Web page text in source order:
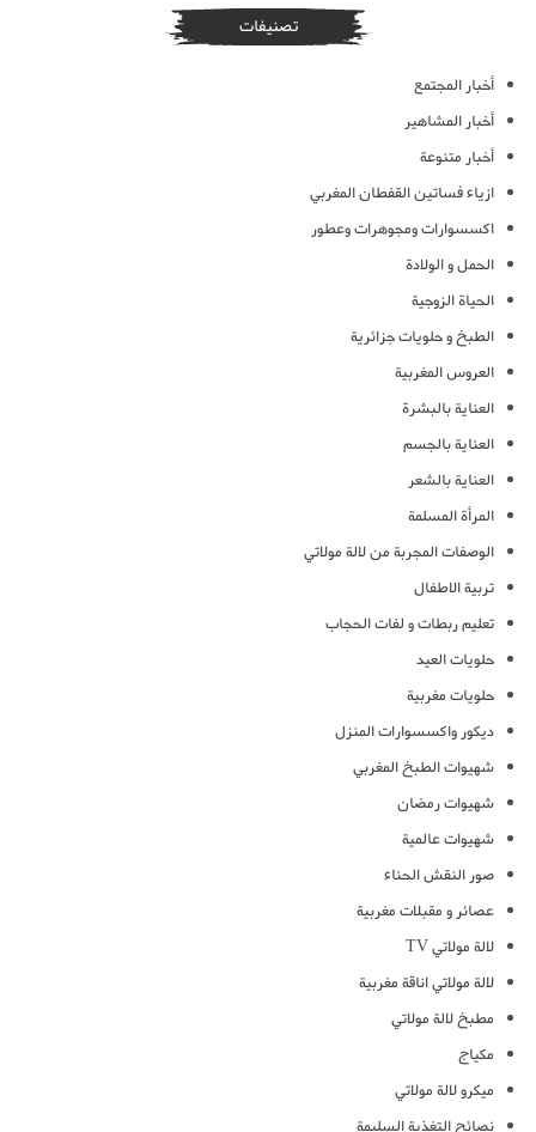
تصنيفات
أخبار المجتمع
أخبار المشاهير
أخبار متنوعة
ازياء فساتين القفطان المغربي
اكسسوارات ومجوهرات وعطور
الحمل و الولادة
الحياة الزوجية
الطبخ و حلويات جزائرية
العروس المغربية
العناية بالبشرة
العناية بالجسم
العناية بالشعر
المرأة المسلمة
الوصفات المجربة من لالة مولاتي
تربية الاطفال
تعليم ربطات و لفات الحجاب
حلويات العيد
حلويات مغربية
ديكور واكسسوارات المنزل
شهيوات الطبخ المغربي
شهيوات رمضان
شهيوات عالمية
صور النقش الحناء
عصائر و مقبلات مغربية
لالة مولاتي TV
لالة مولاتي اناقة مغربية
مطبخ لالة مولاتي
مكياج
ميكرو لالة مولاتي
نصائح التغذية السليمة